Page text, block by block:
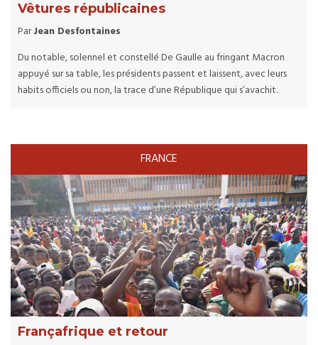
Vêtures républicaines
ParJean Desfontaines
Du notable, solennel et constellé De Gaulle au fringant Macron
appuyé sur sa table, les présidents passent et laissent, avec leurs
habits officiels ou non, la trace d’une République qui s’avachit.
FRANCE
Françafrique et retour